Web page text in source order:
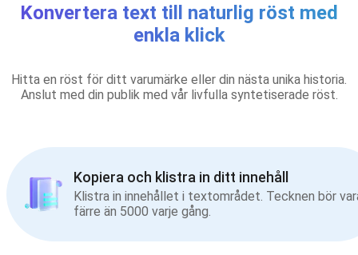
Konvertera text till naturlig röst med
enkla klick
Hitta en röst för ditt varumärke eller din nästa unika historia.
Anslut med din publik med vår livfulla syntetiserade röst.
Kopiera och klistra in ditt innehåll
Klistra in innehållet i textområdet. Tecknen bör
färre än 5000 varje gång.